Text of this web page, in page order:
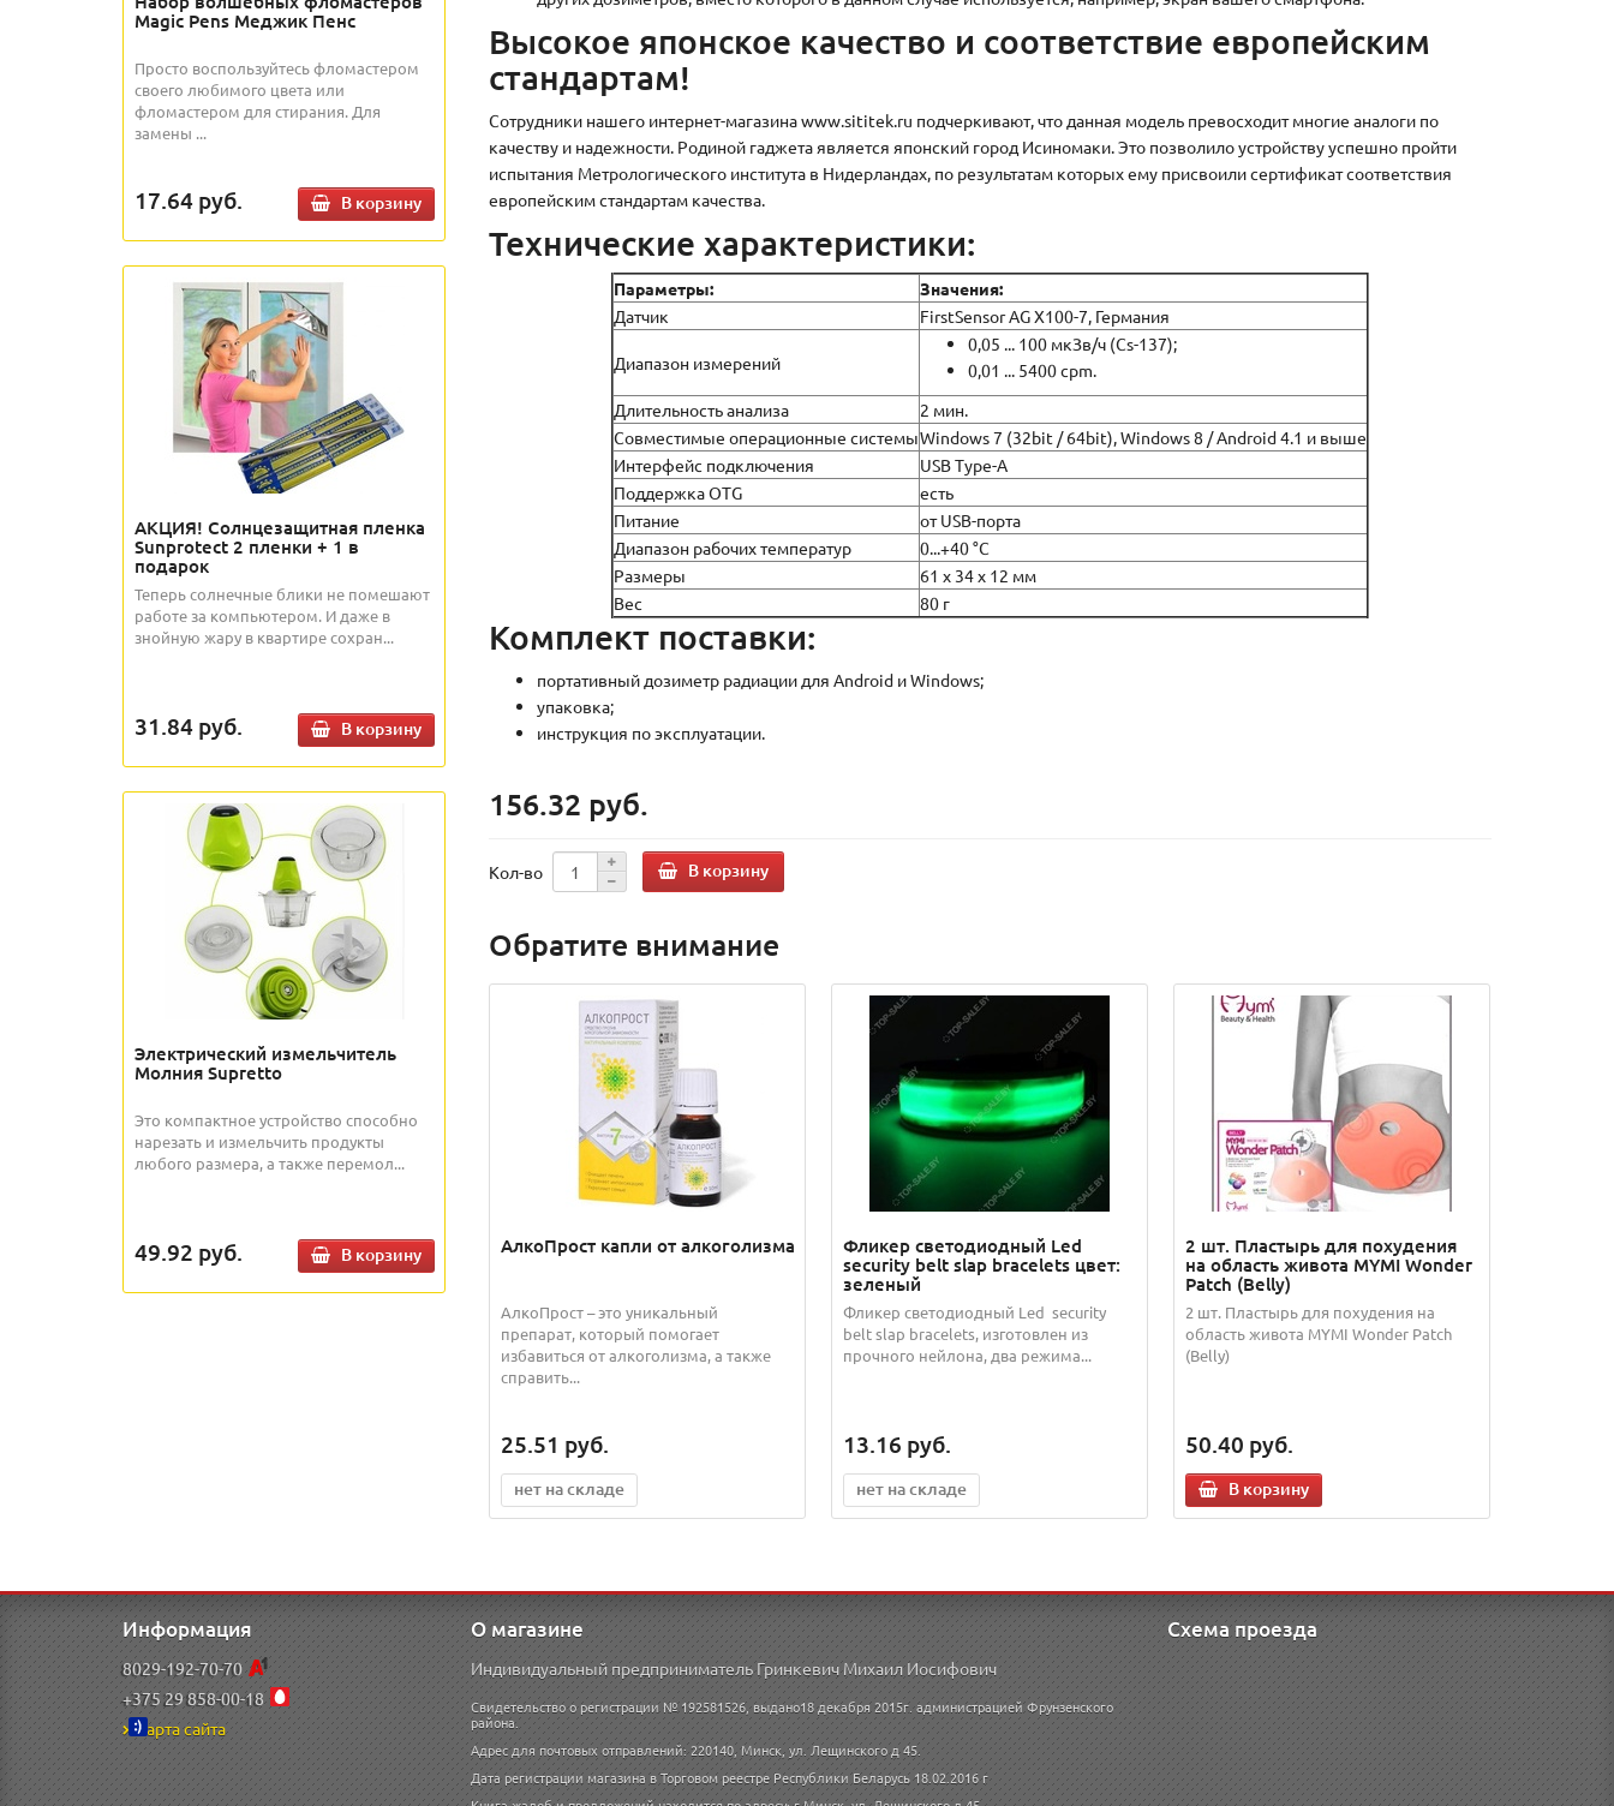
Magic Pens Меджик Пенс
Просто воспользуйтесь фломастером
своего любимого цвета или
фломастером для стирания. Для
замены ...
17.64 руб. В корзину
АКЦИЯ! Солнцезащитная пленка
Sunprotect 2 пленки + 1 в
подарок
Теперь солнечные блики не помешают
работе за компьютером. И даже в
знойную жару в квартире сохран...
31.84 руб. В корзину
Электрический измельчитель
Молния Supretto
Это компактное устройство способно
нарезать и измельчить продукты
любого размера, а также перемол...
49.92 руб. В корзину
Высокое японское качество и соответствие европейским
стандартам!
Сотрудники нашего интернет-магазина www.sititek.ru подчеркивают, что данная модель превосходит многие аналоги по
качеству и надежности. Родиной гаджета является японский город Исиномаки. Это позволило устройству успешно пройти
испытания Метрологического института в Нидерландах, по результатам которых ему присвоили сертификат соответствия
европейским стандартам качества.
Технические характеристики:
Параметры:
Значения:
Датчик
FirstSensor AG X100-7, Германия
Диапазон измерений
0,05 ... 100 мкЗв/ч (Cs-137);
0,01 ... 5400 cpm.
Длительность анализа
2 мин.
Совместимые операционные системыWindows 7 (32bit / 64bit), Windows 8 / Android 4.1 и выше
Интерфейс подключения
USB Type-A
Поддержка OTG
есть
Питание
от USB-порта
Диапазон рабочих температур
0...+40 °C
Размеры
61 x 34 x 12 мм
Вес
80 г
Комплект поставки:
портативный дозиметр радиации для Android и Windows;
упаковка;
инструкция по эксплуатации.
156.32 руб.
Кол-во В корзину
Обратите внимание
АлкоПрост капли от алкоголизма
АлкоПрост – это уникальный
препарат, который помогает
избавиться от алкоголизма, а также
справить...
25.51 руб.
нет на складе
Фликер светодиодный Led
security belt slap bracelets цвет:
зеленый
Фликер светодиодный Led security
belt slap bracelets, изготовлен из
прочного нейлона, два режима...
13.16 руб.
нет на складе
2 шт. Пластырь для похудения
на область живота MYMI Wonder
Patch (Belly)
2 шт. Пластырь для похудения на
область живота MYMI Wonder Patch
(Belly)
50.40 руб.
В корзину
Информация
8029-192-70-70
+375 29 858-00-18
Карта сайта
О магазине
Индивидуальный предприниматель Гринкевич Михаил Иосифович
Свидетельство о регистрации № 192581526, выдано18 декабря 2015г. администрацией Фрунзенского
района.
Адрес для почтовых отправлений: 220140, Минск, ул. Лещинского д 45.
Дата регистрации магазина в Торговом реестре Республики Беларусь 18.02.2016 г
Схема проезда